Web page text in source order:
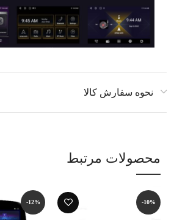
نحوه سفارش کالا
محصولات مرتبط
-10%
-12%